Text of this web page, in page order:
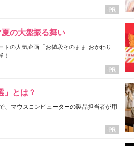
の大盤振る舞い
の人気企画「お値段そのまま おかわり
！
」とは？
、マウスコンピューターの製品担当者が用